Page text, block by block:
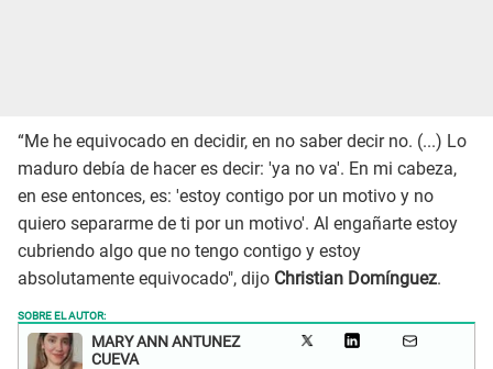
“Me he equivocado en decidir, en no saber decir no. (...) Lo
maduro debía de hacer es decir: 'ya no va'. En mi cabeza,
en ese entonces, es: 'estoy contigo por un motivo y no
quiero separarme de ti por un motivo'. Al engañarte estoy
cubriendo algo que no tengo contigo y estoy
absolutamente equivocado", dijo Christian Domínguez.
SOBRE EL AUTOR:
MARY ANN ANTUNEZ
CUEVA